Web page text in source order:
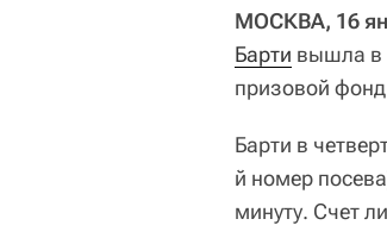
МОСКВА, 16
Барти вышла в
призовой
Барти в
й номер
минуту. Счет